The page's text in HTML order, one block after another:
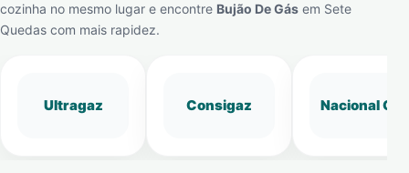
cozinha no mesmo lugar e encontre Bujão De Gás em Sete
Quedas com mais rapidez.
Ultragaz Consigaz Nacional Gás